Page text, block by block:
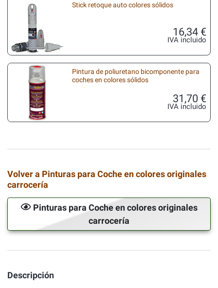
Stick retoque auto colores sólidos
16,34 €
IVA incluido
Pintura de poliuretano bicomponente para
coches en colores sólidos
31,70 €
IVA incluido
Volver a Pinturas para Coche en colores originales
carrocería
Pinturas para Coche en colores originales
carrocería
Descripción